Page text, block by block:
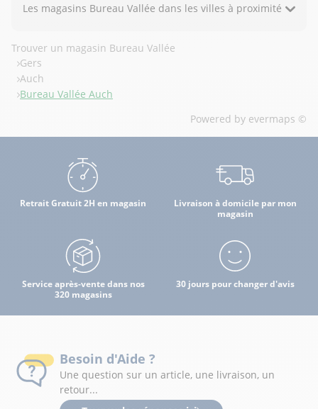
Les magasins Bureau Vallée dans les villes à proximité
Trouver un magasin Bureau Vallée
Gers
Auch
Bureau Vallée Auch
Powered by evermaps ©
Retrait Gratuit 2H en magasin
Livraison à domicile par mon
magasin
Service après-vente dans nos
320 magasins
30 jours pour changer d'avis
Besoin d'Aide ?
Une question sur un article, une livraison, un
retour...